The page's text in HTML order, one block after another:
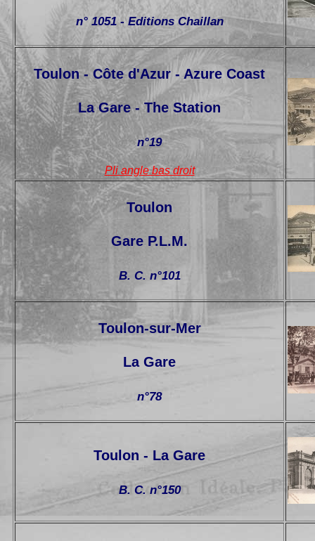
n° 1051 - Editions Chaillan
Toulon - Côte d'Azur - Azure Coast
La Gare - The Station
n°19
Pli angle bas droit
Toulon
Gare P.L.M.
B. C. n°101
Toulon-sur-Mer
La Gare
n°78
Toulon - La Gare
B. C. n°150